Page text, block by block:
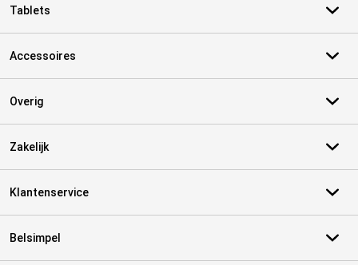
Tablets
Accessoires
Overig
Zakelijk
Klantenservice
Belsimpel